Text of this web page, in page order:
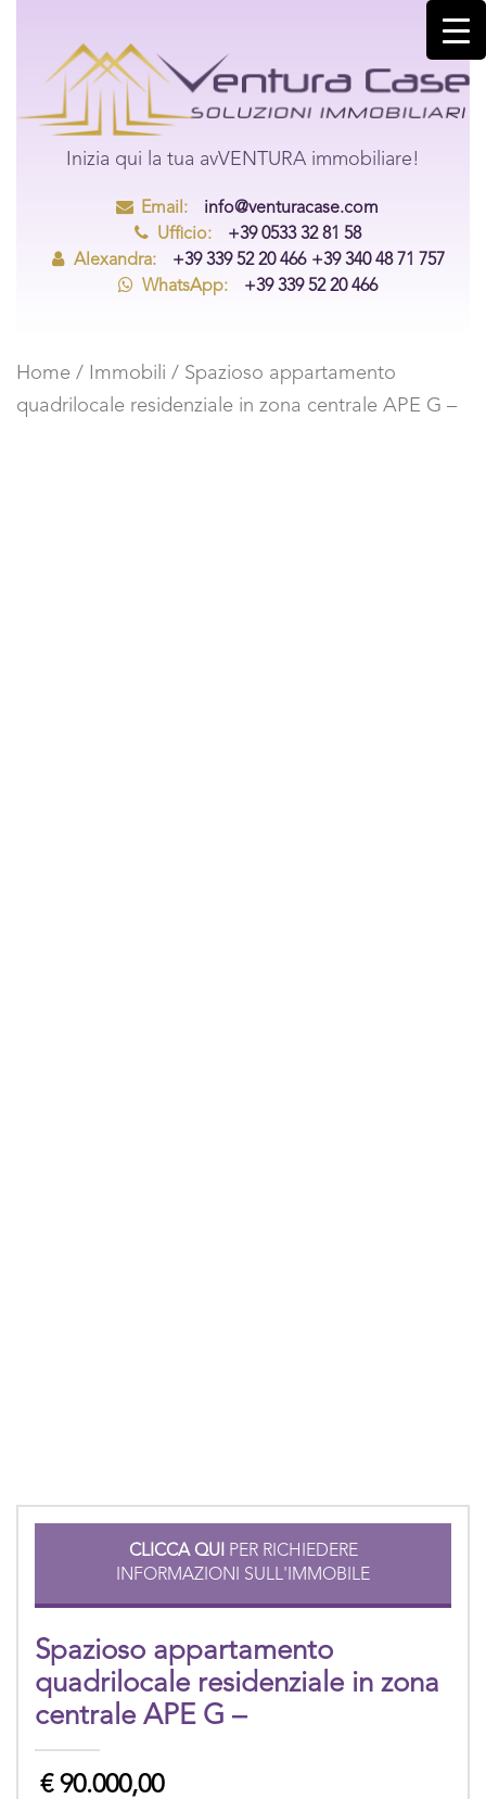
Inizia qui la tua avVENTURA immobiliare!
Email:
info@venturacase.com
Ufficio:
+39 0533 32 81 58
Alexandra:
+39 339 52 20 466 +39 340 48 71 757
WhatsApp:
+39 339 52 20 466
Home / Immobili / Spazioso appartamento
quadrilocale residenziale in zona centrale APE G –
CLICCA QUIPER RICHIEDERE
INFORMAZIONI SULL'IMMOBILE
Spazioso appartamento
quadrilocale residenziale in zona
centrale APE G –
€90.000,00